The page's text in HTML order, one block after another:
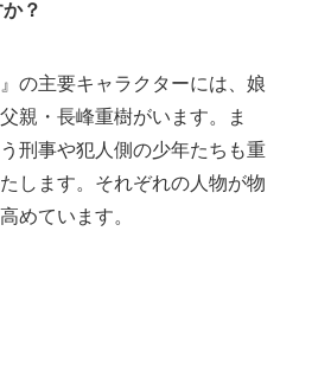
？
』の主要キャラクターには、娘
親・長峰重樹がいます。ま
刑事や犯人側の少年たちも重
します。それぞれの人物が物
めています。